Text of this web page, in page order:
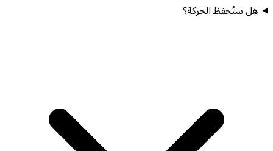
هل ستُحفظ الحركة؟